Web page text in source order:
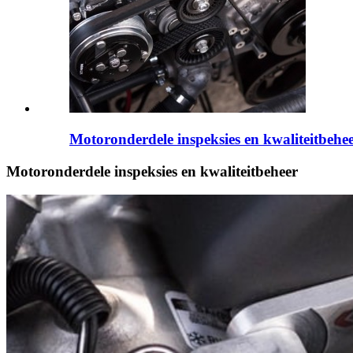
Motoronderdele inspeksies en
Motoronderdele inspeksies en kwaliteitbeheer